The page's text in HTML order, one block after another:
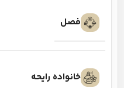
فصل
خانواده رایحه